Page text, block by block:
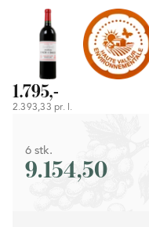
1.795,-
2.393,33 pr. l.
6 stk.
9.154,50